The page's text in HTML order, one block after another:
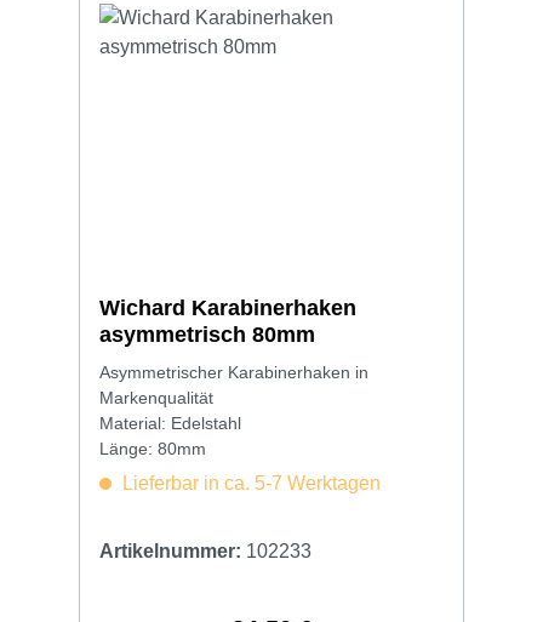
Wichard Karabinerhaken
asymmetrisch 80mm
Asymmetrischer Karabinerhaken in
Markenqualität
Material: Edelstahl
Länge: 80mm
Lieferbar in ca. 5-7 Werktagen
Artikelnummer: 102233